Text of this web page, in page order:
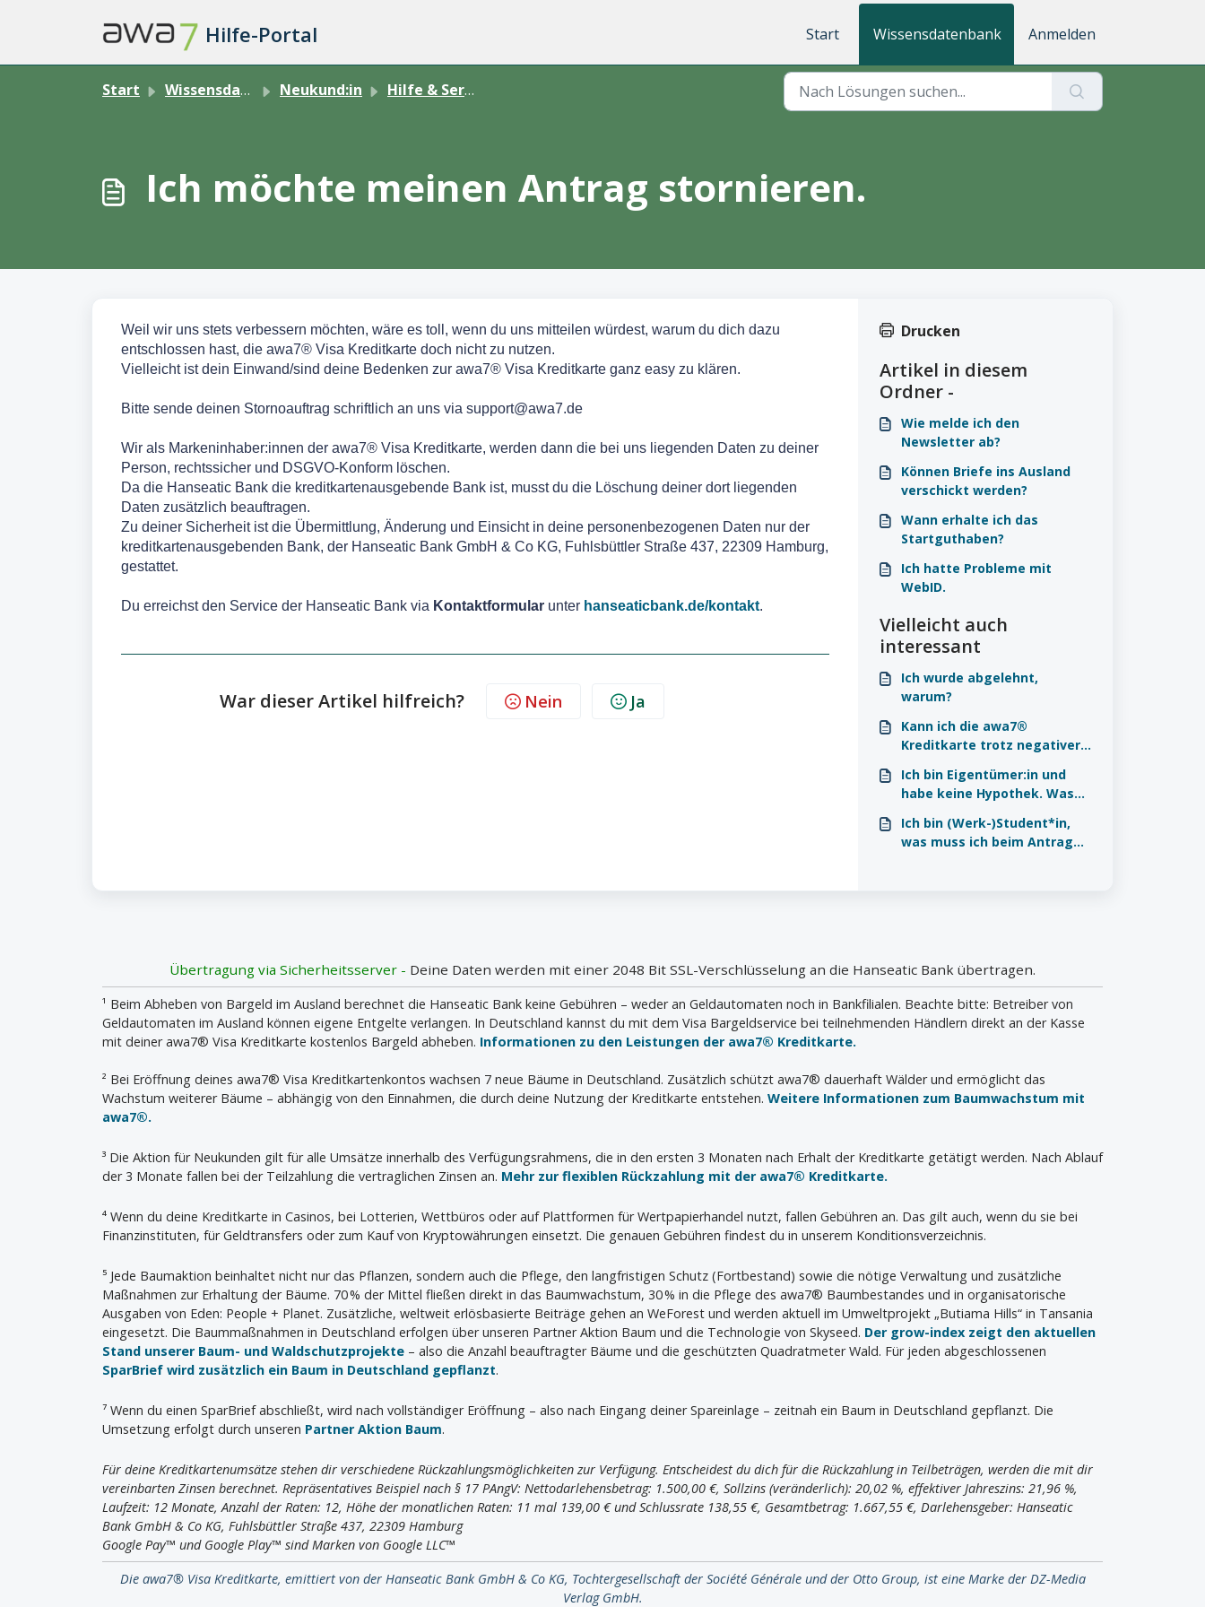
Hilfe-Portal Start Wissensdatenbank Anmelden
Start Wissensdatenbank Neukund:in Hilfe & Services
Ich möchte meinen Antrag stornieren.
Weil wir uns stets verbessern möchten, wäre es toll, wenn du uns mitteilen würdest, warum du dich dazu
entschlossen hast, die awa7® Visa Kreditkarte doch nicht zu nutzen.
Vielleicht ist dein Einwand/sind deine Bedenken zur awa7® Visa Kreditkarte ganz easy zu klären.
Bitte sende deinen Stornoauftrag schriftlich an uns via support@awa7.de
Wir als Markeninhaber:innen der awa7® Visa Kreditkarte, werden dann die bei uns liegenden Daten zu deiner
Person, rechtssicher und DSGVO-Konform löschen.
Da die Hanseatic Bank die kreditkartenausgebende Bank ist, musst du die Löschung deiner dort liegenden
Daten zusätzlich beauftragen.
Zu deiner Sicherheit ist die Übermittlung, Änderung und Einsicht in deine personenbezogenen Daten nur der
kreditkartenausgebenden Bank, der Hanseatic Bank GmbH & Co KG, Fuhlsbüttler Straße 437, 22309 Hamburg,
gestattet.
Du erreichst den Service der Hanseatic Bank via Kontaktformular unter hanseaticbank.de/kontakt.
War dieser Artikel hilfreich? Nein Ja
Drucken
Artikel in diesem
Ordner -
Wie melde ich den
Newsletter ab?
Können Briefe ins Ausland
verschickt werden?
Wann erhalte ich das
Startguthaben?
Ich hatte Probleme mit
WebID.
Vielleicht auch
interessant
Ich wurde abgelehnt,
warum?
Kann ich die awa7®
Kreditkarte trotz negativer
Ich bin Eigentümer:in und
habe keine Hypothek. Was
angeben?
Ich bin (Werk-)Student*in,
was muss ich beim Antrag
Übertragung via Sicherheitsserver - Deine Daten werden mit einer 2048 Bit SSL-Verschlüsselung an die Hanseatic Bank übertragen.
¹ Beim Abheben von Bargeld im Ausland berechnet die Hanseatic Bank keine Gebühren – weder an Geldautomaten noch in Bankfilialen. Beachte bitte: Betreiber von
Geldautomaten im Ausland können eigene Entgelte verlangen. In Deutschland kannst du mit dem Visa Bargeldservice bei teilnehmenden Händlern direkt an der Kasse
mit deiner awa7® Visa Kreditkarte kostenlos Bargeld abheben. Informationen zu den Leistungen der awa7® Kreditkarte.
² Bei Eröffnung deines awa7® Visa Kreditkartenkontos wachsen 7 neue Bäume in Deutschland. Zusätzlich schützt awa7® dauerhaft Wälder und ermöglicht das
Wachstum weiterer Bäume – abhängig von den Einnahmen, die durch deine Nutzung der Kreditkarte entstehen. Weitere Informationen zum Baumwachstum mit
awa7®.
³ Die Aktion für Neukunden gilt für alle Umsätze innerhalb des Verfügungsrahmens, die in den ersten 3 Monaten nach Erhalt der Kreditkarte getätigt werden. Nach Ablauf
der 3 Monate fallen bei der Teilzahlung die vertraglichen Zinsen an. Mehr zur flexiblen Rückzahlung mit der awa7® Kreditkarte.
⁴ Wenn du deine Kreditkarte in Casinos, bei Lotterien, Wettbüros oder auf Plattformen für Wertpapierhandel nutzt, fallen Gebühren an. Das gilt auch, wenn du sie bei
Finanzinstituten, für Geldtransfers oder zum Kauf von Kryptowährungen einsetzt. Die genauen Gebühren findest du in unserem Konditionsverzeichnis.
⁵ Jede Baumaktion beinhaltet nicht nur das Pflanzen, sondern auch die Pflege, den langfristigen Schutz (Fortbestand) sowie die nötige Verwaltung und zusätzliche
Maßnahmen zur Erhaltung der Bäume. 70 % der Mittel fließen direkt in das Baumwachstum, 30 % in die Pflege des awa7® Baumbestandes und in organisatorische
Ausgaben von Eden: People + Planet. Zusätzliche, weltweit erlösbasierte Beiträge gehen an WeForest und werden aktuell im Umweltprojekt „Butiama Hills“ in Tansania
eingesetzt. Die Baummaßnahmen in Deutschland erfolgen über unseren Partner Aktion Baum und die Technologie von Skyseed. Der grow-index zeigt den aktuellen
Stand unserer Baum- und Waldschutzprojekte – also die Anzahl beauftragter Bäume und die geschützten Quadratmeter Wald. Für jeden abgeschlossenen
SparBrief wird zusätzlich ein Baum in Deutschland gepflanzt.
⁷ Wenn du einen SparBrief abschließt, wird nach vollständiger Eröffnung – also nach Eingang deiner Spareinlage – zeitnah ein Baum in Deutschland gepflanzt. Die
Umsetzung erfolgt durch unseren Partner Aktion Baum.
Für deine Kreditkartenumsätze stehen dir verschiedene Rückzahlungsmöglichkeiten zur Verfügung. Entscheidest du dich für die Rückzahlung in Teilbeträgen, werden die mit dir
vereinbarten Zinsen berechnet. Repräsentatives Beispiel nach § 17 PAngV: Nettodarlehensbetrag: 1.500,00 €, Sollzins (veränderlich): 20,02 %, effektiver Jahreszins: 21,96 %,
Laufzeit: 12 Monate, Anzahl der Raten: 12, Höhe der monatlichen Raten: 11 mal 139,00 € und Schlussrate 138,55 €, Gesamtbetrag: 1.667,55 €, Darlehensgeber: Hanseatic
Bank GmbH & Co KG, Fuhlsbüttler Straße 437, 22309 Hamburg
Google Pay™ und Google Play™ sind Marken von Google LLC™
Die awa7® Visa Kreditkarte, emittiert von der Hanseatic Bank GmbH & Co KG, Tochtergesellschaft der Société Générale und der Otto Group, ist eine Marke der DZ-Media
Verlag GmbH.